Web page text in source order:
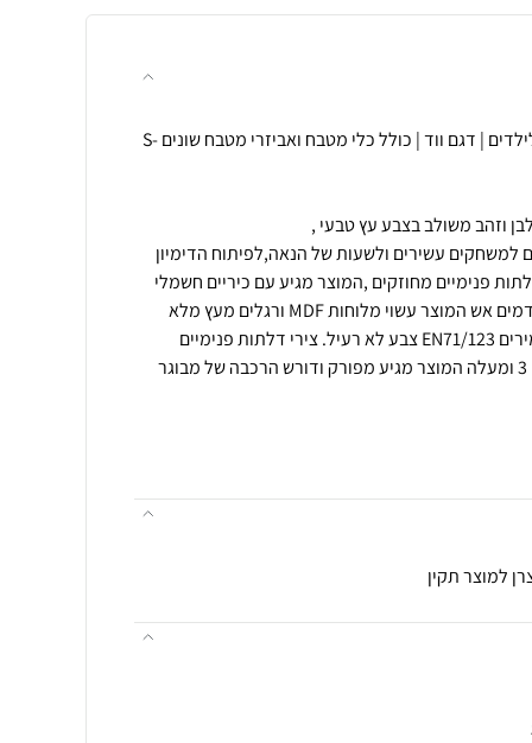
מטבח עץ לילדים | מטבח מעץ לילדים | דגם ווד | כולל כלי מטבח ואביזרי מטבח שונים S-
למשחקים עשירים ולשעות של הנאה,לפיתוח הדימיון
פנימיים מחוזקים ,המוצר מגיע עם כיריים חשמלי
עם סאונד של בישול ואורות שמדמים אש המוצר עשוי מלוחות MDF ורגלים מעץ מלא
עומד בתקנים הארופאים המחמירים EN71/123 צבע לא רעיל. צירי דלתות פנימיים
למוצר תקין